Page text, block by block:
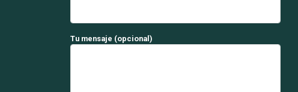
Tu mensaje (opcional)